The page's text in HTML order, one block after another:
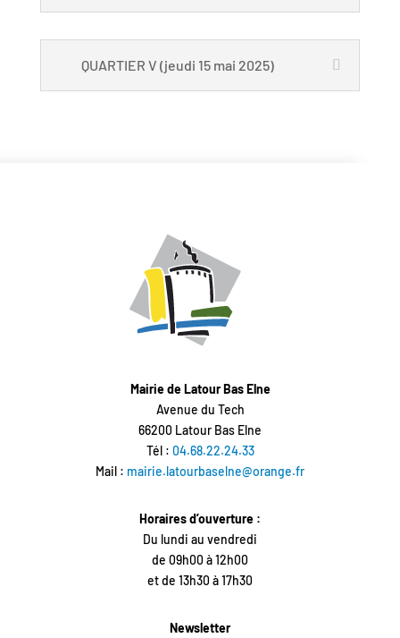
QUARTIER V (jeudi 15 mai 2025)
Mairie de Latour Bas Elne
Avenue du Tech
66200 Latour Bas Elne
Tél : 04.68.22.24.33
Mail : mairie.latourbaselne@orange.fr
Horaires d’ouverture :
Du lundi au vendredi
de 09h00 à 12h00
et de 13h30 à 17h30
Newsletter